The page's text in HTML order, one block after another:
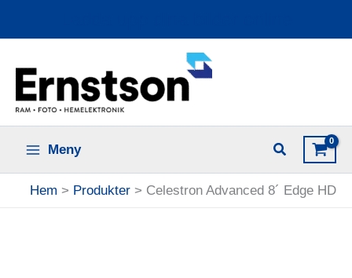
Meny
Hem Produkter Celestron Advanced 8´ Edge HD